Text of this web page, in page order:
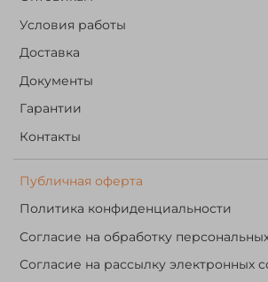
Условия работы
Доставка
Документы
Гарантии
Контакты
Публичная оферта
Политика конфиденциальности
Согласие на обработку
Согласие на рассылку электронных